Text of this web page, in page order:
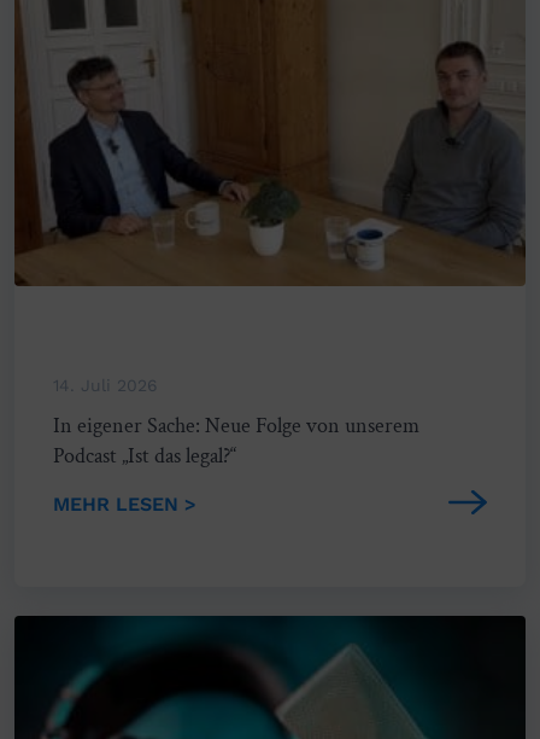
14. Juli 2026
In eigener Sache: Neue Folge von unserem
Podcast „Ist das legal?“
MEHR LESEN >